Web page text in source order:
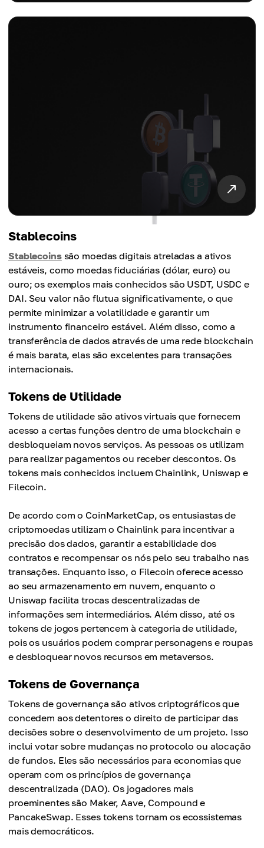
Stablecoins
Stablecoinssão moedas digitais atreladas a ativos
estáveis, como moedas fiduciárias (dólar, euro) ou
ouro; os exemplos mais conhecidos são USDT, USDC e
DAI. Seu valor não flutua significativamente, o que
permite minimizar a volatilidade e garantir um
instrumento financeiro estável. Além disso, como a
transferência de dados através de uma rede blockchain
é mais barata, elas são excelentes para transações
internacionais.
Tokens de Utilidade
Tokens de utilidade são ativos virtuais que fornecem
acesso a certas funções dentro de uma blockchain e
desbloqueiam novos serviços. As pessoas os utilizam
para realizar pagamentos ou receber descontos. Os
tokens mais conhecidos incluem Chainlink, Uniswap e
Filecoin.
De acordo com o CoinMarketCap, os entusiastas de
criptomoedas utilizam o Chainlink para incentivar a
precisão dos dados, garantir a estabilidade dos
contratos e recompensar os nós pelo seu trabalho nas
transações. Enquanto isso, o Filecoin oferece acesso
ao seu armazenamento em nuvem, enquanto o
Uniswap facilita trocas descentralizadas de
informações sem intermediários. Além disso, até os
tokens de jogos pertencem à categoria de utilidade,
pois os usuários podem comprar personagens e roupas
e desbloquear novos recursos em metaversos.
Tokens de Governança
Tokens de governança são ativos criptográficos que
concedem aos detentores o direito de participar das
decisões sobre o desenvolvimento de um projeto. Isso
inclui votar sobre mudanças no protocolo ou alocação
de fundos. Eles são necessários para economias que
operam com os princípios de governança
descentralizada (DAO). Os jogadores mais
proeminentes são Maker, Aave, Compound e
PancakeSwap. Esses tokens tornam os ecossistemas
mais democráticos.